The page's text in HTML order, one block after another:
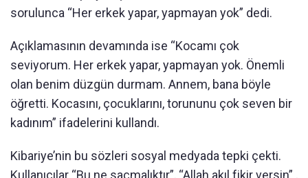
sorulunca “Her erkek yapar, yapmayan yok” dedi.
Açıklamasının devamında ise “Kocamı çok
seviyorum. Her erkek yapar, yapmayan yok. Önemli
olan benim düzgün durmam. Annem, bana böyle
öğretti. Kocasını, çocuklarını, torununu çok seven bir
kadınım” ifadelerini kullandı.
Kibariye’nin bu sözleri sosyal medyada tepki çekti.
Kullanıcılar “Bu ne saçmalıktır”, “Allah akıl fikir versin” ,